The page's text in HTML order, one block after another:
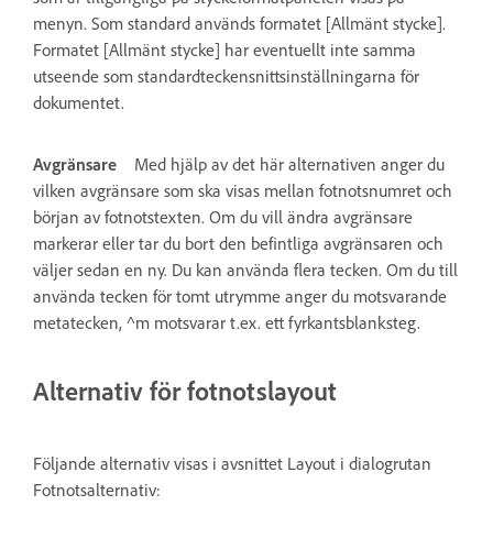
menyn. Som standard används formatet [Allmänt stycke].
Formatet [Allmänt stycke] har eventuellt inte samma
utseende som standardteckensnittsinställningarna för
dokumentet.
Avgränsare
Med hjälp av det här alternativen anger du
vilken avgränsare som ska visas mellan fotnotsnumret och
början av fotnotstexten. Om du vill ändra avgränsare
markerar eller tar du bort den befintliga avgränsaren och
väljer sedan en ny. Du kan använda flera tecken. Om du till
använda tecken för tomt utrymme anger du motsvarande
metatecken, ^m motsvarar t.ex. ett fyrkantsblanksteg.
Alternativ för fotnotslayout
Följande alternativ visas i avsnittet Layout i dialogrutan
Fotnotsalternativ: